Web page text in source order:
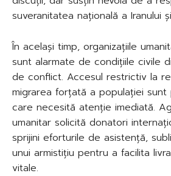
suveranitatea națională a Iranului
În același timp, organizațiile
sunt alarmate de condițiile civile
de conflict. Accesul restrictiv la
migrarea forțată a populației sunt
care necesită atenție imediată.
umanitar solicită donatori
sprijini eforturile de asistență,
unui armistițiu pentru a facilita
vitale.